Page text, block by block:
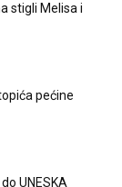
stigli Melisa i
pećine
UNESKA